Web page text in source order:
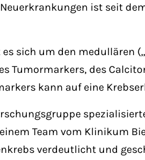
ist seit
sich um den medullären
Tumormarkers, des
kann auf eine
Team vom Klinikum
verdeutlicht und